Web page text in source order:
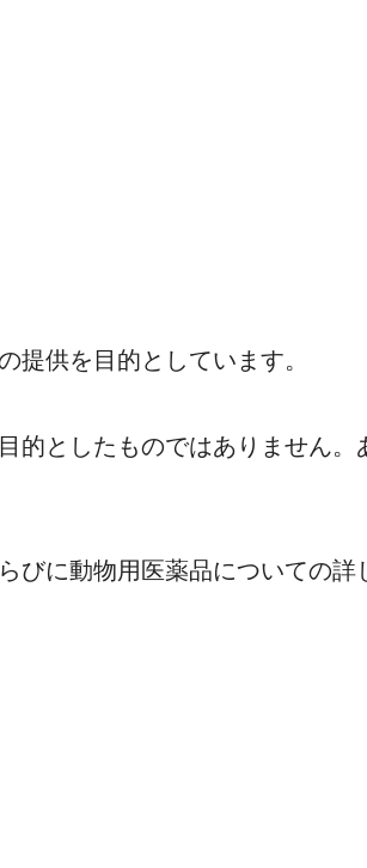
提供を目的としています。
的としたものではありません。
びに動物用医薬品についての詳